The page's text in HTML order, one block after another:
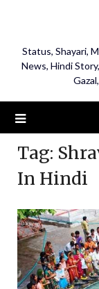
Status, Shayari,
News, Hindi
Tag:
In Hindi